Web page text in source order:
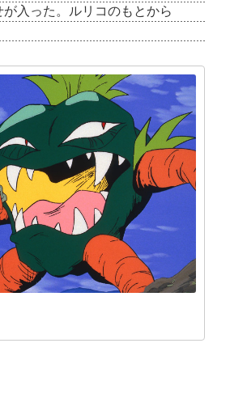
入った。ルリコのもとから